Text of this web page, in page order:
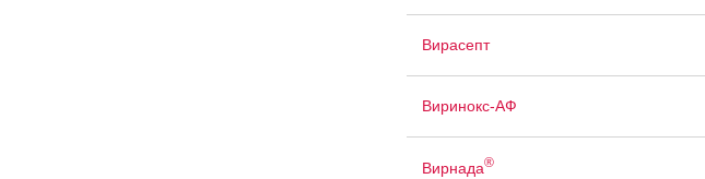
Вирасепт
Виринокс-АФ
Вирнада®